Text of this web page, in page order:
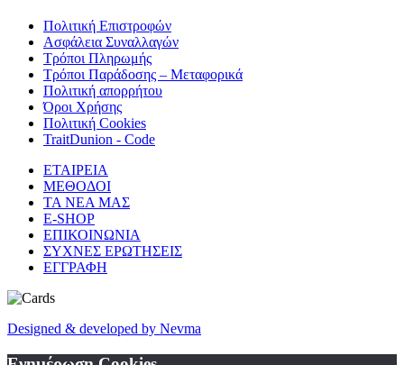
Πολιτική Επιστροφών
Ασφάλεια Συναλλαγών
Τρόποι Πληρωμής
Τρόποι Παράδοσης – Μεταφορικά
Πολιτική απορρήτου
Όροι Χρήσης
Πολιτική Cookies
TraitDunion - Code
ΕΤΑΙΡΕΙΑ
ΜΕΘΟΔΟΙ
ΤΑ ΝΕΑ ΜΑΣ
E-SHOP
ΕΠΙΚΟΙΝΩΝΙΑ
ΣΥΧΝΕΣ ΕΡΩΤΗΣΕΙΣ
ΕΓΓΡΑΦΗ
Designed & developed by Nevma